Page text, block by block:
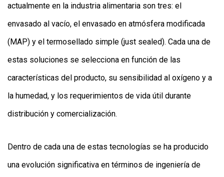
actualmente en la industria alimentaria son tres: el
envasado al vacío, el envasado en atmósfera modificada
(MAP) y el termosellado simple (just sealed). Cada una de
estas soluciones se selecciona en función de las
características del producto, su sensibilidad al oxígeno y a
la humedad, y los requerimientos de vida útil durante
distribución y comercialización.
Dentro de cada una de estas tecnologías se ha producido
una evolución significativa en términos de ingeniería de